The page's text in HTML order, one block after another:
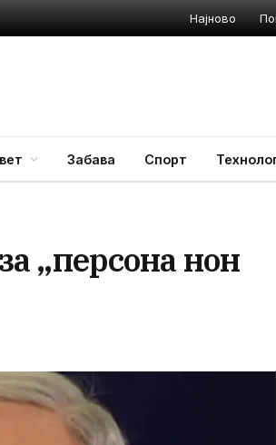
Најново
Забава Спорт
„персона нон